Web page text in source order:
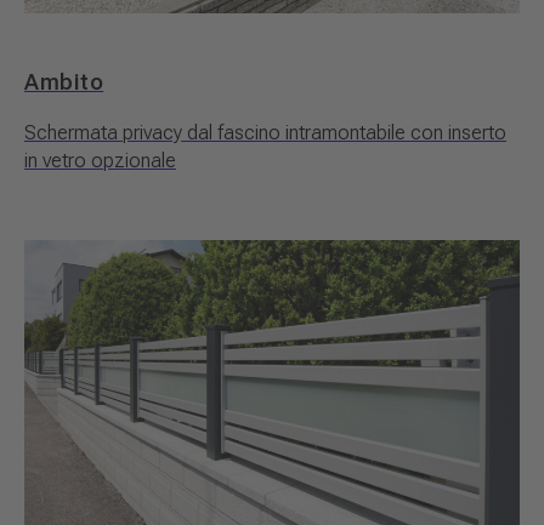
Ambito
Schermata privacy dal fascino intramontabile con inserto
in vetro opzionale